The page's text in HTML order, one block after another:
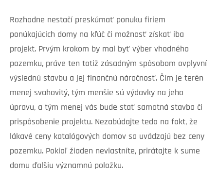
Rozhodne nestačí preskúmať ponuku firiem
ponúkajúcich domy na kľúč či možnosť získať iba
projekt. Prvým krokom by mal byť výber vhodného
pozemku, práve ten totiž zásadným spôsobom ovplyvní
výslednú stavbu a jej finančnú náročnosť. Čím je terén
menej svahovitý, tým menšie sú výdavky na jeho
úpravu, a tým menej vás bude stať samotná stavba či
prispôsobenie projektu. Nezabúdajte teda na fakt, že
lákavé ceny katalógových domov sa uvádzajú bez ceny
pozemku. Pokiaľ žiaden nevlastníte, prirátajte k sume
domu ďalšiu významnú položku.